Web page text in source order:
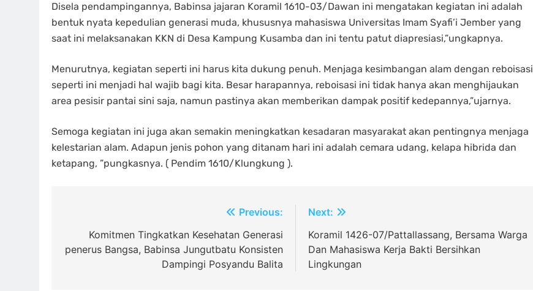
Disela pendampingannya, Babinsa jajaran Koramil 1610-03/Dawan ini mengatakan kegiatan ini adalah
bentuk nyata kepedulian generasi muda, khususnya mahasiswa Universitas Imam Syafi’i Jember yang
saat ini melaksanakan KKN di Desa Kampung Kusamba dan ini tentu patut diapresiasi,”ungkapnya.
Menurutnya, kegiatan seperti ini harus kita dukung penuh. Menjaga kesimbangan alam dengan reboisasi
seperti ini menjadi hal wajib bagi kita. Besar harapannya, reboisasi ini tidak hanya akan menghijaukan
area pesisir pantai sini saja, namun pastinya akan memberikan dampak positif kedepannya,”ujarnya.
Semoga kegiatan ini juga akan semakin meningkatkan kesadaran masyarakat akan pentingnya menjaga
kelestarian alam. Adapun jenis pohon yang ditanam hari ini adalah cemara udang, kelapa hibrida dan
ketapang, ”pungkasnya. ( Pendim 1610/Klungkung ).
Previous:
Komitmen Tingkatkan Kesehatan Generasi
penerus Bangsa, Babinsa Jungutbatu Konsisten
Dampingi Posyandu Balita
Next:
Koramil 1426-07/Pattallassang, Bersama Warga
Dan Mahasiswa Kerja Bakti Bersihkan
Lingkungan